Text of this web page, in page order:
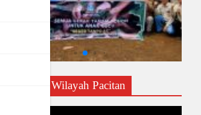
Profil CDK Wilayah Pacitan